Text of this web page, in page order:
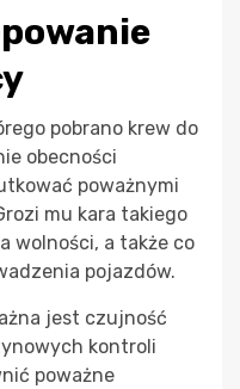
pobrano krew do
obecności
poważnymi
mu kara takiego
wolności, a także co
pojazdów.
jest czujność
kontroli
poważne